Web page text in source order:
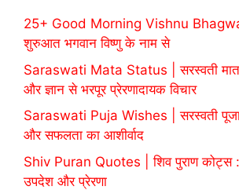
25+ Good Morning Vishnu
शुरुआत भगवान विष्णु के नाम से
Saraswati Mata Status | सरस्वती
और ज्ञान से भरपूर प्रेरणादायक विचार
Saraswati Puja Wishes | सरस्वती पूजा
और सफलता का आशीर्वाद
Shiv Puran Quotes | शिव पुराण कोट्स :
उपदेश और प्रेरणा